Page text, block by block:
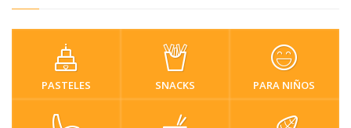
PASTELES SNACKS PARA NIÑOS